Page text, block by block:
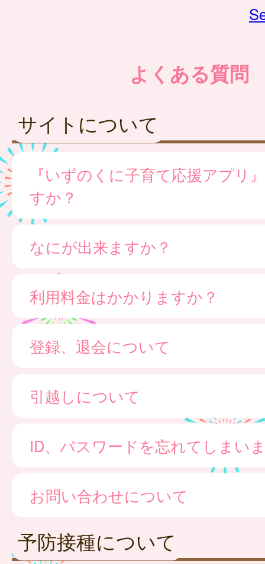
よくある質問
サイトについて
『いずのくに子育て応援アプリ
すか？
なにが出来ますか？
利用料金はかかりますか？
登録、退会について
引越しについて
ID、パスワードを忘れてしまい
お問い合わせについて
予防接種について